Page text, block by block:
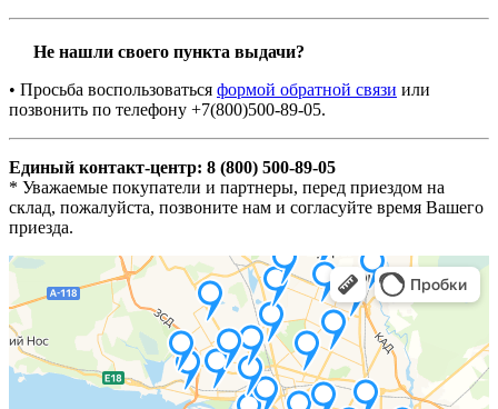
Не нашли своего пункта выдачи?
• Просьба воспользоваться формой обратной связи или
позвонить по телефону +7(800)500-89-05.
Единый контакт-центр: 8 (800) 500-89-05
* Уважаемые покупатели и партнеры, перед приездом на
склад, пожалуйста, позвоните нам и согласуйте время Вашего
приезда.